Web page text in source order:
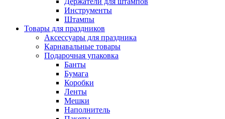
Инструменты
Штампы
Товары для праздников
Аксессуары для праздника
Карнавальные товары
Подарочная упаковка
Банты
Бумага
Коробки
Ленты
Мешки
Наполнитель